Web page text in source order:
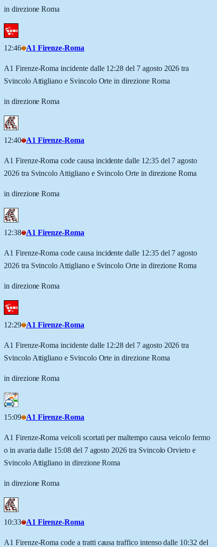
in direzione Roma
12:46 A1 Firenze-Roma
A1 Firenze-Roma incidente dalle 12:28 del 7 agosto 2026 tra
Svincolo Attigliano e Svincolo Orte in direzione Roma
in direzione Roma
12:40 A1 Firenze-Roma
A1 Firenze-Roma code causa incidente dalle 12:35 del 7 agosto
2026 tra Svincolo Attigliano e Svincolo Orte in direzione Roma
in direzione Roma
12:38 A1 Firenze-Roma
A1 Firenze-Roma code causa incidente dalle 12:35 del 7 agosto
2026 tra Svincolo Attigliano e Svincolo Orte in direzione Roma
in direzione Roma
12:29 A1 Firenze-Roma
A1 Firenze-Roma incidente dalle 12:28 del 7 agosto 2026 tra
Svincolo Attigliano e Svincolo Orte in direzione Roma
in direzione Roma
15:09 A1 Firenze-Roma
A1 Firenze-Roma veicoli scortati per maltempo causa veicolo fermo
o in avaria dalle 15:08 del 7 agosto 2026 tra Svincolo Orvieto e
Svincolo Attigliano in direzione Roma
in direzione Roma
10:33 A1 Firenze-Roma
A1 Firenze-Roma code a tratti causa traffico intenso dalle 10:32 del